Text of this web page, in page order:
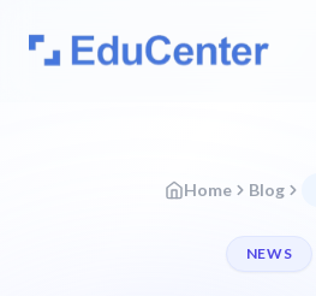
Home Blog
NEWS